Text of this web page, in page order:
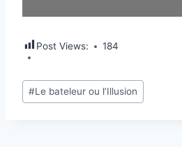
Post Views: 184
#Le bateleur ou l’Illusion